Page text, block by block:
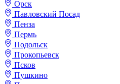
Орск
Павловский Посад
Пенза
Пермь
Подольск
Прокопьевск
Псков
Пушкино